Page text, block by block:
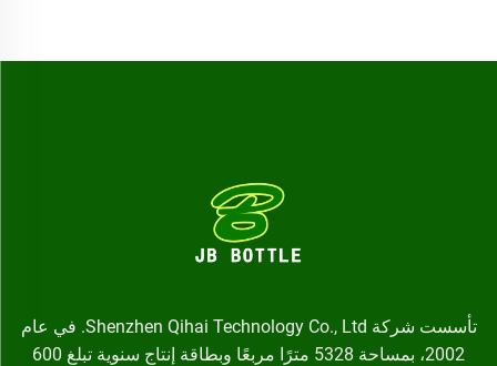
تأسست شركة Shenzhen Qihai Technology Co., Ltd. في عام
2002، بمساحة 5328 مترًا مربعًا وبطاقة إنتاج سنوية تبلغ 600